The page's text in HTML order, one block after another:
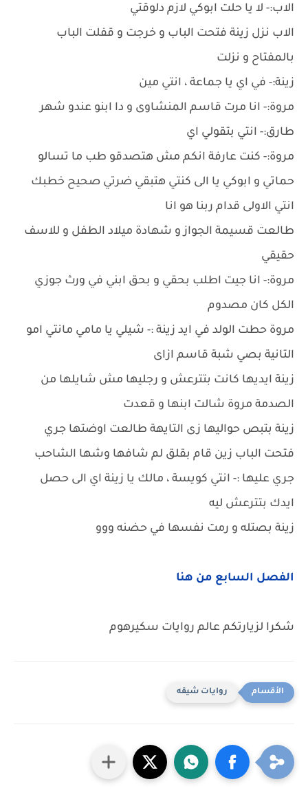
الاب:- لا يا حلت ابوكي لازم دلوقتي
الاب نزل زينة فتحت الباب و خرجت و قفلت الباب
بالمفتاح و نزلت
زينة:- في اي يا جماعة ، انتي مين
مروة:- انا مرت قاسم المنشاوى و دا ابنو عندو شهر
طارق:- انتي بتقولي اي
مروة:- كنت عارفة انكم مش هتصدقو طب ما تسالو
حماتي و ابوكي يا الى كنتي هتبقي ضرتي صحيح خطبك
انتي الاولى قدام ربنا هو انا
طالعت قسيمة الجواز و شهادة ميلاد الطفل و للاسف
حقيقي
مروة:- انا جيت اطلب بحقي و بحق ابني في ورث جوزي
الكل كان مصدوم
مروة حطت الولد في ايد زينة :- شيلي يا مامي مانتي امو
التانية بصي شبة قاسم ازاى
زينة ايديها كانت بتترعش و رجليها مش شايلها من
الصدمة مروة شالت ابنها و قعدت
زينة بتبص حواليها زى التايهة طالعت اوضتها جري
فتحت الباب زين قام بقلق لم شافها وشها الشاحب
جري عليها :- انتي كويسة ، مالك يا زينة اي الى حصل
ايدك بتترعش ليه
زينة بصتله و رمت نفسها في حضنه ووو
الفصل السابع من هنا
شكرا لزيارتكم عالم روايات سكيرهوم
روايات شيقه